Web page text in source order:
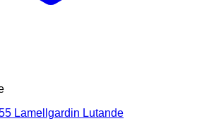
Lamellgardin Lutande